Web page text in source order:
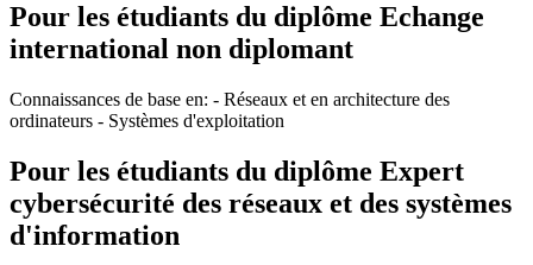
Pour les étudiants du diplôme Echange
international non diplomant
Connaissances de base en: - Réseaux et en architecture des
ordinateurs - Systèmes d'exploitation
Pour les étudiants du diplôme Expert
cybersécurité des réseaux et des systèmes
d'information